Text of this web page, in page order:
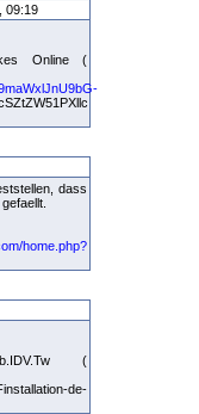
09:19
Online (
dass
home.php?
(
de-